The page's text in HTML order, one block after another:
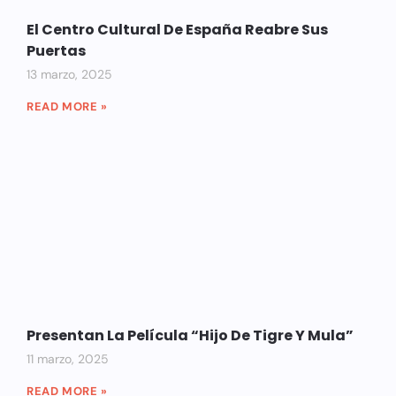
El Centro Cultural De España Reabre Sus
Puertas
13 marzo, 2025
READ MORE »
Presentan La Película “Hijo De Tigre Y Mula”
11 marzo, 2025
READ MORE »